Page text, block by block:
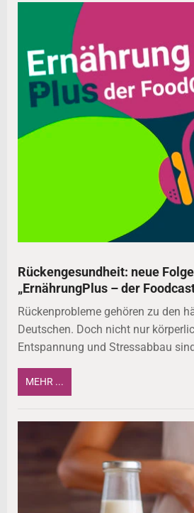
Rückengesundheit: neue
„ErnährungPlus – der
Rückenprobleme gehören zu den
Deutschen. Doch nicht nur
Entspannung und Stressabbau
MEHR ...